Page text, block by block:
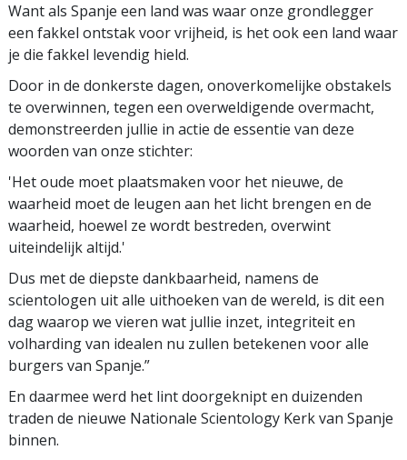
Want als Spanje een land was waar onze grondlegger
een fakkel ontstak voor vrijheid, is het ook een land waar
je die fakkel levendig hield.
Door in de donkerste dagen, onoverkomelijke obstakels
te overwinnen, tegen een overweldigende overmacht,
demonstreerden jullie in actie de essentie van deze
woorden van onze stichter:
'Het oude moet plaatsmaken voor het nieuwe, de
waarheid moet de leugen aan het licht brengen en de
waarheid, hoewel ze wordt bestreden, overwint
uiteindelijk altijd.'
Dus met de diepste dankbaarheid, namens de
scientologen uit alle uithoeken van de wereld, is dit een
dag waarop we vieren wat jullie inzet, integriteit en
volharding van idealen nu zullen betekenen voor alle
burgers van Spanje.”
En daarmee werd het lint doorgeknipt en duizenden
traden de nieuwe Nationale Scientology Kerk van Spanje
binnen.